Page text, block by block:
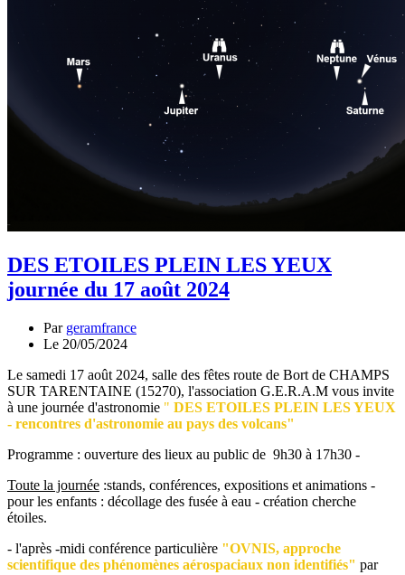
DES ETOILES PLEIN LES YEUX
journée du 17 août 2024
Par geramfrance
Le 20/05/2024
Le samedi 17 août 2024, salle des fêtes route de Bort de CHAMPS
SUR TARENTAINE (15270), l'association G.E.R.A.M vous invite
à une journée d'astronomie " DES ETOILES PLEIN LES YEUX
- rencontres d'astronomie au pays des volcans"
Programme : ouverture des lieux au public de 9h30 à 17h30 -
Toute la journée :stands, conférences, expositions et animations -
pour les enfants : décollage des fusée à eau - création cherche
étoiles.
- l'après -midi conférence particulière "OVNIS, approche
scientifique des phénomènes aérospaciaux non identifiés" par